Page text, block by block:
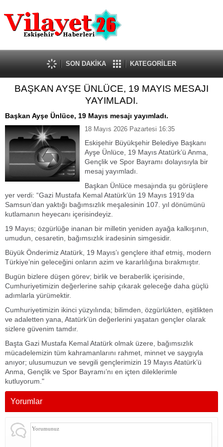
Güncel
Ekonomi
Politika
Eğitim
Spor
Kültür-Sanat
Röportaj
Tanıtım Yazısı
SON DAKİKA KATEGORİLER
BAŞKAN AYŞE ÜNLÜCE, 19 MAYIS MESAJI
YAYIMLADI.
Başkan Ayşe Ünlüce, 19 Mayıs mesajı yayımladı.
18 Mayıs 2026 Pazartesi 16:35
Eskişehir Büyükşehir Belediye Başkanı
Ayşe Ünlüce, 19 Mayıs Atatürk’ü Anma,
Gençlik ve Spor Bayramı dolayısıyla bir
mesaj yayımladı.
Başkan Ünlüce mesajında şu görüşlere
yer verdi: “Gazi Mustafa Kemal Atatürk’ün 19 Mayıs 1919’da
Samsun’dan yaktığı bağımsızlık meşalesinin 107. yıl dönümünü
kutlamanın heyecanı içerisindeyiz.
19 Mayıs; özgürlüğe inanan bir milletin yeniden ayağa kalkışının,
umudun, cesaretin, bağımsızlık iradesinin simgesidir.
Büyük Önderimiz Atatürk, 19 Mayıs’ı gençlere ithaf etmiş, modern
Türkiye’nin geleceğini onların azim ve kararlılığına bırakmıştır.
Bugün bizlere düşen görev; birlik ve beraberlik içerisinde,
Cumhuriyetimizin değerlerine sahip çıkarak geleceğe daha güçlü
adımlarla yürümektir.
Cumhuriyetimizin ikinci yüzyılında; bilimden, özgürlükten, eşitlikten
ve adaletten yana, Atatürk’ün değerlerini yaşatan gençler olarak
sizlere güvenim tamdır.
Başta Gazi Mustafa Kemal Atatürk olmak üzere, bağımsızlık
mücadelemizin tüm kahramanlarını rahmet, minnet ve saygıyla
anıyor; ulusumuzun ve sevgili gençlerimizin 19 Mayıs Atatürk’ü
Anma, Gençlik ve Spor Bayramı’nı en içten dileklerimle
kutluyorum."
Yorumlar